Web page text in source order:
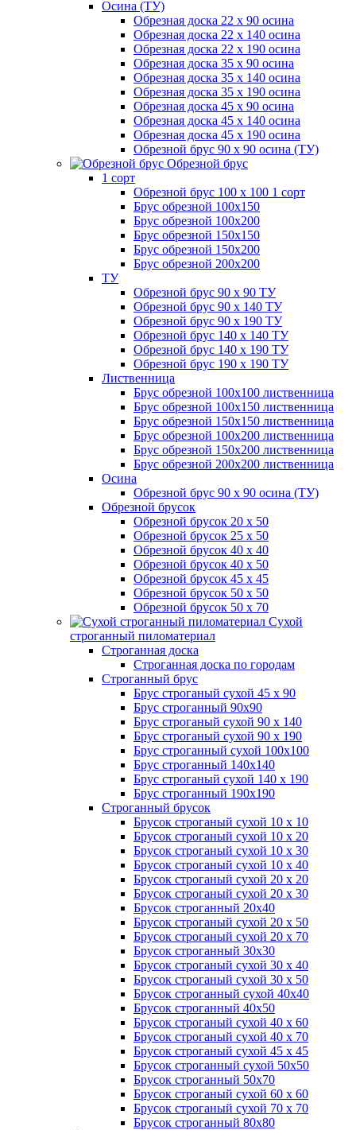
Осина (ТУ)
Обрезная доска 22 х 90 осина
Обрезная доска 22 х 140 осина
Обрезная доска 22 х 190 осина
Обрезная доска 35 х 90 осина
Обрезная доска 35 х 140 осина
Обрезная доска 35 х 190 осина
Обрезная доска 45 х 90 осина
Обрезная доска 45 х 140 осина
Обрезная доска 45 х 190 осина
Обрезной брус 90 х 90 осина (ТУ)
Обрезной брус
1 сорт
Обрезной брус 100 х 100 1 сорт
Брус обрезной 100х150
Брус обрезной 100х200
Брус обрезной 150х150
Брус обрезной 150х200
Брус обрезной 200х200
ТУ
Обрезной брус 90 х 90 ТУ
Обрезной брус 90 х 140 ТУ
Обрезной брус 90 х 190 ТУ
Обрезной брус 140 х 140 ТУ
Обрезной брус 140 х 190 ТУ
Обрезной брус 190 х 190 ТУ
Лиственница
Брус обрезной 100х100 лиственница
Брус обрезной 100х150 лиственница
Брус обрезной 150х150 лиственница
Брус обрезной 100х200 лиственница
Брус обрезной 150х200 лиственница
Брус обрезной 200х200 лиственница
Осина
Обрезной брус 90 х 90 осина (ТУ)
Обрезной брусок
Обрезной брусок 20 х 50
Обрезной брусок 25 х 50
Обрезной брусок 40 х 40
Обрезной брусок 40 х 50
Обрезной брусок 45 х 45
Обрезной брусок 50 х 50
Обрезной брусок 50 х 70
Сухой
строганный пиломатериал
Строганная доска
Строганная доска по городам
Строганный брус
Брус строганый сухой 45 х 90
Брус строганный 90х90
Брус строганый сухой 90 х 140
Брус строганый сухой 90 х 190
Брус строганный сухой 100х100
Брус строганный 140х140
Брус строганый сухой 140 х 190
Брус строганный 190х190
Строганный брусок
Брусок строганый сухой 10 х 10
Брусок строганый сухой 10 х 20
Брусок строганый сухой 10 х 30
Брусок строганый сухой 10 х 40
Брусок строганый сухой 20 х 20
Брусок строганый сухой 20 х 30
Брусок строганный 20х40
Брусок строганый сухой 20 х 50
Брусок строганый сухой 20 х 70
Брусок строганный 30х30
Брусок строганый сухой 30 х 40
Брусок строганый сухой 30 х 50
Брусок строганный сухой 40х40
Брусок строганный 40х50
Брусок строганый сухой 40 х 60
Брусок строганый сухой 40 х 70
Брусок строганый сухой 45 х 45
Брусок строганный сухой 50х50
Брусок строганный 50х70
Брусок строганый сухой 60 х 60
Брусок строганый сухой 70 х 70
Брусок строганный 80х80